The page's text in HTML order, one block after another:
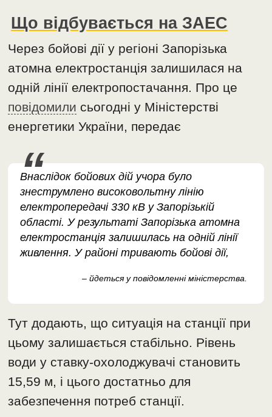
Що відбувається на ЗАЕС
Через бойові дії у регіоні Запорізька
атомна електростанція залишилася на
одній лінії електропостачання. Про це
повідомили сьогодні у Міністерстві
енергетики України, передає
Внаслідок бойових дій учора було
знеструмлено високовольтну лінію
електропередачі 330 кВ у Запорізькій
області. У результаті Запорізька атомна
електростанція залишилась на одній лінії
живлення. У районі тривають бойові дії,
– йдеться у повідомленні міністерства.
Тут додають, що ситуація на станції при
цьому залишається стабільно. Рівень
води у ставку-охолоджувачі становить
15,59 м, і цього достатньо для
забезпечення потреб станції.